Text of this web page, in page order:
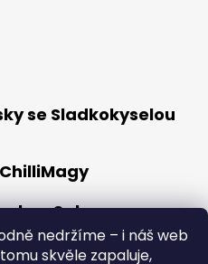
nedržíme – i náš web
skvěle zapaluje,
se Sladkokyselou
Salsou